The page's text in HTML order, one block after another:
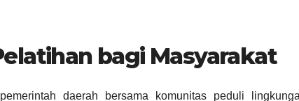
bagi Masyarakat
daerah bersama komunitas peduli